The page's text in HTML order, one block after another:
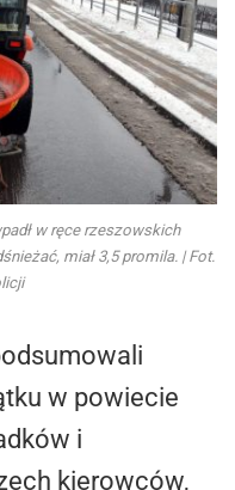
w ręce rzeszowskich
miał 3,5 promila. | Fot.
w powiecie
i
kierowców,